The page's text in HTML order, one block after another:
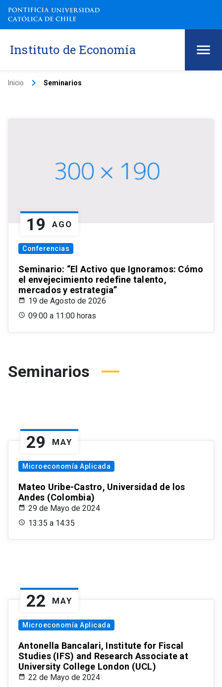
Instituto de Economía
Inicio keyboard_arrow_right Seminarios
19 AGO
Conferencias
Seminario: “El Activo que Ignoramos: Cómo
el envejecimiento redefine talento,
mercados y estrategia”
19 de Agosto de 2026
09:00 a 11:00 horas
Seminarios
29 MAY
Microeconomía Aplicada
Mateo Uribe-Castro, Universidad de los
Andes (Colombia)
29 de Mayo de 2024
13:35 a 14:35
22 MAY
Microeconomía Aplicada
Antonella Bancalari, Institute for Fiscal
Studies (IFS) and Research Associate at
University College London (UCL)
22 de Mayo de 2024